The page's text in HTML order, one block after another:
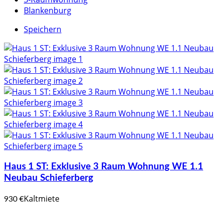
Blankenburg
Speichern
Haus 1 ST: Exklusive 3 Raum Wohnung WE 1.1
Neubau Schieferberg
930 €Kaltmiete